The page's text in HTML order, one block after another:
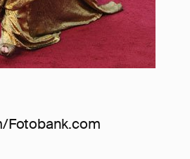
Fotobank.com